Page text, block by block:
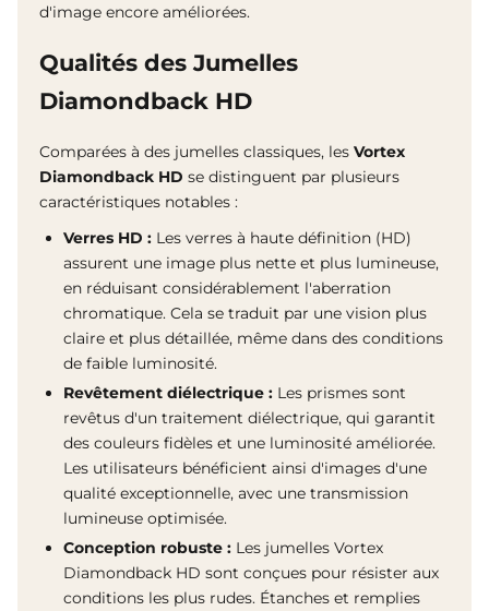
d'image encore améliorées.
Qualités des Jumelles
Diamondback HD
Comparées à des jumelles classiques, les Vortex
Diamondback HD se distinguent par plusieurs
caractéristiques notables :
Verres HD : Les verres à haute définition (HD)
assurent une image plus nette et plus lumineuse,
en réduisant considérablement l'aberration
chromatique. Cela se traduit par une vision plus
claire et plus détaillée, même dans des conditions
de faible luminosité.
Revêtement diélectrique : Les prismes sont
revêtus d'un traitement diélectrique, qui garantit
des couleurs fidèles et une luminosité améliorée.
Les utilisateurs bénéficient ainsi d'images d'une
qualité exceptionnelle, avec une transmission
lumineuse optimisée.
Conception robuste : Les jumelles Vortex
Diamondback HD sont conçues pour résister aux
conditions les plus rudes. Étanches et remplies